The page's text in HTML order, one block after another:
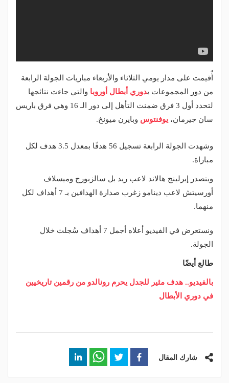
أٌقيمت على مدار يومي الثلاثاء والأربعاء مباريات الجولة الرابعة
من دور المجموعات بدوري أبطال أوروبا والتي جاءت نتائجها
لتحدد أول 3 فرق ضمنت التأهل إلى دور الـ 16 وهي فرق باريس
سان جيرمان، يوفنتوس وبايرن ميونخ.
وشهدت الجولة الرابعة تسجيل 56 هدفًا بمعدل 3.5 هدف لكل
مباراة.
ويتصدر إيرلينج هالاند لاعب ريد بل سالزبورج وميسلاف
أورسيتش لاعب دينامو زغرب صدارة الهدافين بـ 7 أهداف لكل
منهما.
ونستعرض في الفيديو أعلاه أجمل 7 أهداف سُجلت خلال
الجولة.
طالع أيضًا
بالفيديو.. هدف مثير للجدل يحرم رونالدو من رقمين تاريخيين
في دوري الأبطال
شارك المقال